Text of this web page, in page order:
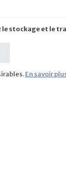
stockage et le
En savoir